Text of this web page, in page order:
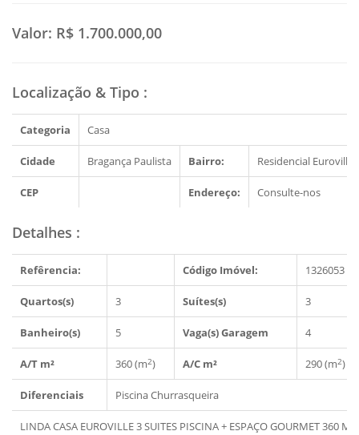
Valor: R$ 1.700.000,00
Localização & Tipo :
Categoria Casa
Cidade Bragança Paulista Bairro: Residencial Euroville
CEP Endereço: Consulte-nos
Detalhes :
Refêrencia: Código Imóvel: 1326053
Quartos(s) 3 Suítes(s) 3
Banheiro(s) 5 Vaga(s) Garagem 4
A/T m² 360 (m2) A/C m² 290 (m2)
Diferenciais PiscinaChurrasqueira
LINDA CASA EUROVILLE 3 SUITES PISCINA + ESPAÇO GOURMET 360 M2